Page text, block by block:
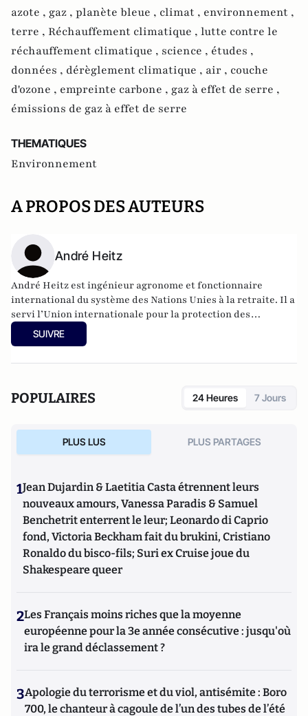
azote , gaz , planète bleue , climat , environnement ,
terre , Réchauffement climatique , lutte contre le
réchauffement climatique , science , études ,
données , dérèglement climatique , air , couche
d'ozone , empreinte carbone , gaz à effet de serre ,
émissions de gaz à effet de serre
THEMATIQUES
Environnement
A PROPOS DES AUTEURS
André Heitz
André Heitz est ingénieur agronome et fonctionnaire
international du système des Nations Unies à la retraite. Il a
servi l’Union internationale pour la protection des
obtentions végétales (UPOV) et l’Organisation Mondiale de
la Propriété Intellectuelle (OMPI). Dans son dernier poste,
SUIVRE
POPULAIRES 24 Heures 7 Jours
PLUS LUS PLUS PARTAGES
1Jean Dujardin & Laetitia Casta étrennent leurs
nouveaux amours, Vanessa Paradis & Samuel
Benchetrit enterrent le leur; Leonardo di Caprio
fond, Victoria Beckham fait du brukini, Cristiano
Ronaldo du bisco-fils; Suri ex Cruise joue du
Shakespeare queer
2Les Français moins riches que la moyenne
européenne pour la 3e année consécutive : jusqu'où
ira le grand déclassement ?
3Apologie du terrorisme et du viol, antisémite : Boro
700, le chanteur à cagoule de l’un des tubes de l’été